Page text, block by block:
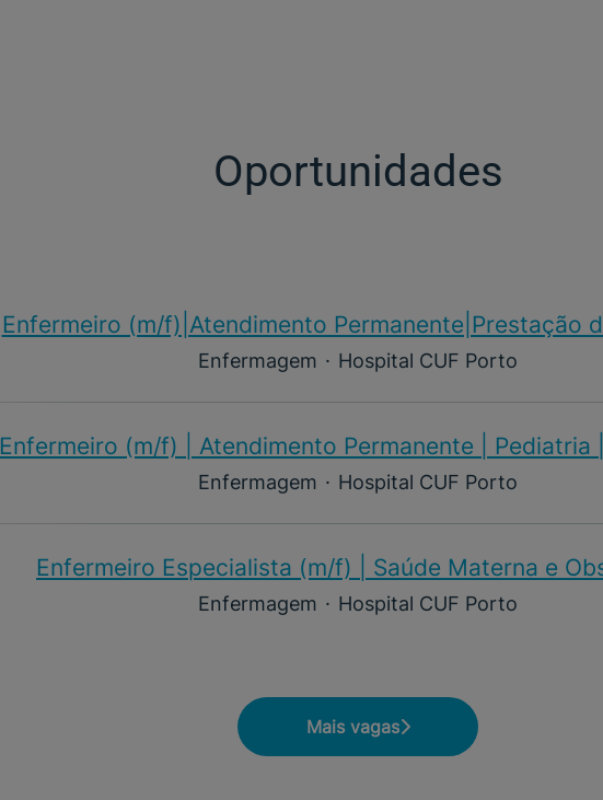
Oportunidades
Enfermeiro (m/f)​|Atendimento Permanente|Prestação
Enfermagem · Hospital CUF Porto
Enfermeiro (m/f)​ | Atendimento Permanente | Pediatria
Enfermagem · Hospital CUF Porto
Enfermeiro Especialista (m/f)​ | Saúde Materna e
Enfermagem · Hospital CUF Porto
Mais vagas